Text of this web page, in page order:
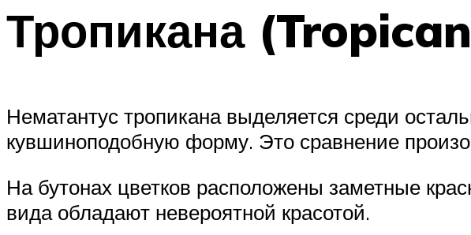
Тропикана
Нематантус тропикана выделяется среди
кувшиноподобную форму. Это сравнение
На бутонах цветков расположены заметные
вида обладают невероятной красотой.